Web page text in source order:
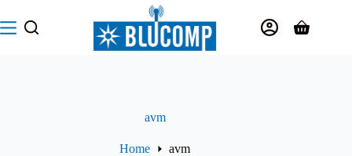
al
contenuto
Carrello
avm
Home avm